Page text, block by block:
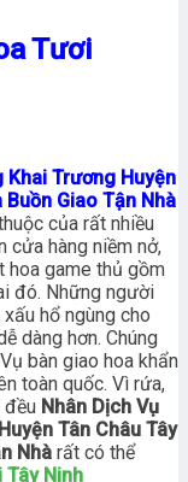
Tươi
Khai Trương Huyện
Giao Tận Nhà
của rất nhiều
cửa hàng niềm nở,
hoa game thủ gồm
đó. Những người
hổ ngùng cho
dàng hơn. Chúng
bàn giao hoa khẩn
toàn quốc. Vì rứa,
đều Nhân Dịch Vụ
Tân Châu Tây
Nhà rất có thể
Tây Ninh